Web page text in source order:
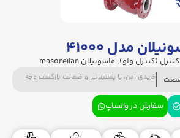
مدل ۴۱۰۰۰
(کنترل ولو), ماسونیلان masoneilan
خریدی امن، با پشتیبانی و ضمانت بازگشت وجه
سفارش در واتساپ